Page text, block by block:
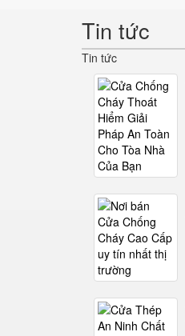
Tin tức
Tin tức